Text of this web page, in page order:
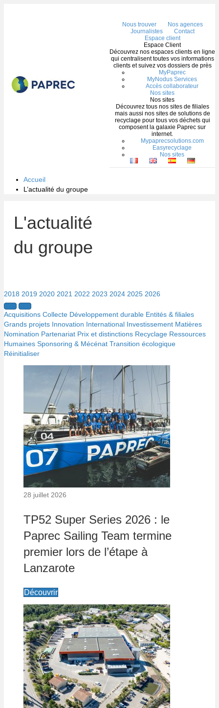
Nous trouver
Nos agences
Journalistes
Contact
Espace client
Espace Client
Découvrez nos espaces clients en ligne
qui centralisent toutes vos informations
clients et suivez vos dossiers de près
MyPaprec
MyNodus Services
Accès collaborateur
Nos sites
Nos sites
Découvrez tous nos sites de filiales
mais aussi nos sites de solutions de
recyclage pour tous vos déchets qui
composent la galaxie Paprec sur
internet.
Mypaprecsolutions.com
Easyrecyclage
Nos sites
Accueil
L’actualité du groupe
L'actualité
du groupe
2018 2019 2020 2021 2022 2023 2024 2025 2026
Acquisitions Collecte Développement durable Entités & filiales
Grands projets Innovation International Investissement Matières
Nomination Partenariat Prix et distinctions Recyclage Ressources
Humaines Sponsoring & Mécénat Transition écologique
Réinitialiser
28 juillet 2026
TP52 Super Series 2026 : le
Paprec Sailing Team termine
premier lors de l’étape à
Lanzarote
Découvrir